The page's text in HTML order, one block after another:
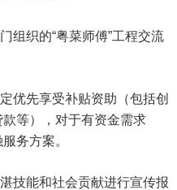
组织的“粤菜师傅”工程交流
优先享受补贴资助（包括创
等），对于有资金需求
务方案。
技能和社会贡献进行宣传报